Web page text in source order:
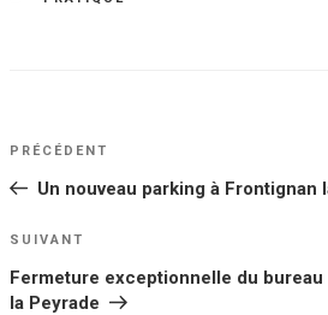
NAVIGATION
DE
Article
PRÉCÉDENT
Un nouveau parking à Frontignan
Article
SUIVANT
Fermeture exceptionnelle du
la Peyrade